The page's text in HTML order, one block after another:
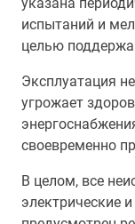
испытаний и
целью
Эксплуатация
угрожает
своевременно
В целом, все
электрические